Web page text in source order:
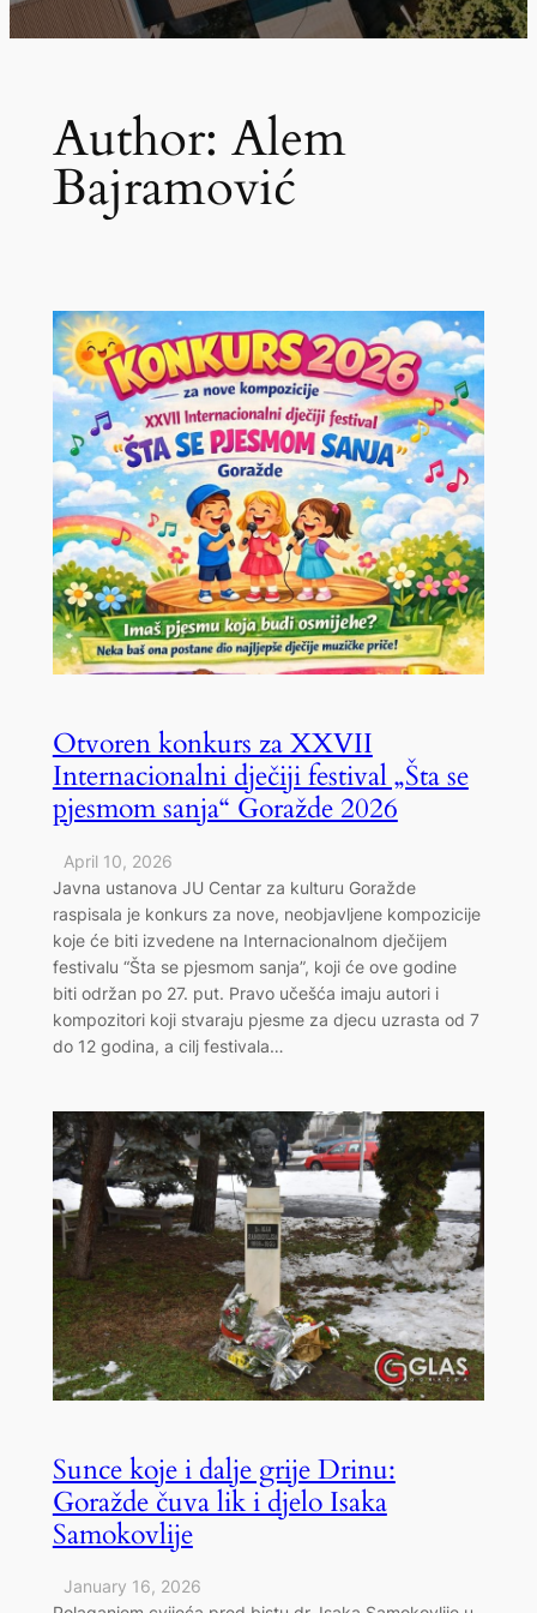
Author: Alem
Bajramović
Otvoren konkurs za XXVII
Internacionalni dječiji festival „Šta se
pjesmom sanja“ Goražde 2026
April 10, 2026
Javna ustanova JU Centar za kulturu Goražde
raspisala je konkurs za nove, neobjavljene kompozicije
koje će biti izvedene na Internacionalnom dječijem
festivalu “Šta se pjesmom sanja”, koji će ove godine
biti održan po 27. put. Pravo učešća imaju autori i
kompozitori koji stvaraju pjesme za djecu uzrasta od 7
do 12 godina, a cilj festivala…
Sunce koje i dalje grije Drinu:
Goražde čuva lik i djelo Isaka
Samokovlije
January 16, 2026